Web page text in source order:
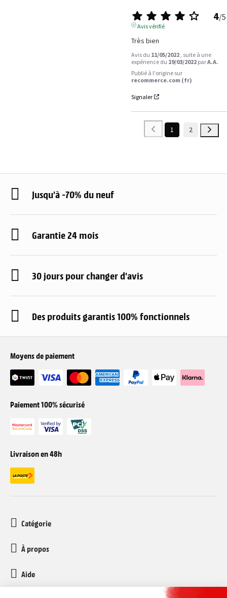
4/5
Avis vérifié
Très bien
Avis du 11/05/2022 , suite à une
expérience du 19/03/2022 parA.A.
Publié à l'origine sur
recommerce.com (fr)
Signaler
1 2
Jusqu'à -70% du neuf
Garantie 24 mois
30 jours pour changer d'avis
Des produits garantis 100% fonctionnels
Moyens de paiement
Paiement 100% sécurisé
Livraison en 48h
Catégorie
À propos
Aide